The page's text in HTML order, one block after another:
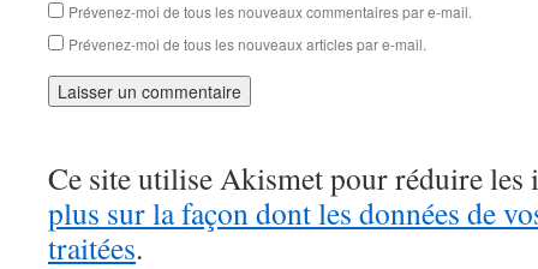
Prévenez-moi de tous les nouveaux commentaires par e-mail.
Prévenez-moi de tous les nouveaux articles par e-mail.
Ce site utilise Akismet pour réduire les
plus sur la façon dont les données de
traitées.